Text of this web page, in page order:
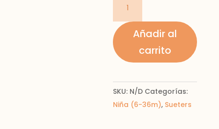
volante
tricot
bebé
cantidad
Añadir al
carrito
SKU: N/D Categorías:
Niña (6-36m), Sueters